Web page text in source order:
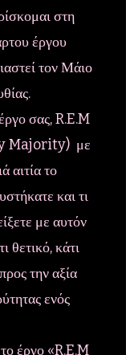
στη
έργου
τον Μάιο
σας, R.E.M
Majority) με
αιτία το
και τι
με αυτόν
θετικό, κάτι
την αξία
ενός
έργο «R.E.M